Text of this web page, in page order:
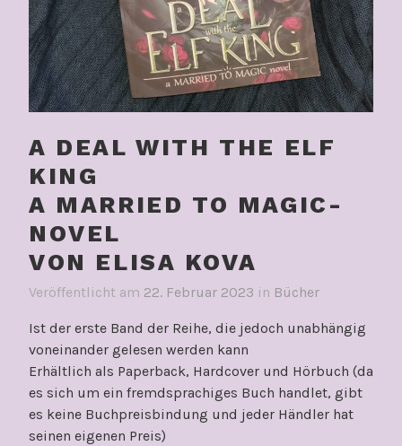
A DEAL WITH THE ELF
KING
A MARRIED TO MAGIC-
NOVEL
VON ELISA KOVA
Veröffentlicht am 22. Februar 2023 in Bücher
Ist der erste Band der Reihe, die jedoch unabhängig
voneinander gelesen werden kann
Erhältlich als Paperback, Hardcover und Hörbuch (da
es sich um ein fremdsprachiges Buch handlet, gibt
es keine Buchpreisbindung und jeder Händler hat
seinen eigenen Preis)